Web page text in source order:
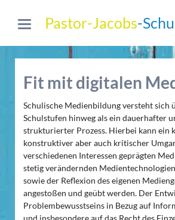
Pastor-Jacobs-
Fit mit digitalen
Schulische Medienbildung versteht sich
Schulstufen hinweg als ein dauerhafter
strukturierter Prozess. Hierbei kann ein
konstruktiver aber auch kritischer
verschiedenen Interessen geprägten
stetig verändernden
sowie der Reflexion des eigenen
angestoßen und geübt werden. Der
Problembewusstseins in Bezug auf